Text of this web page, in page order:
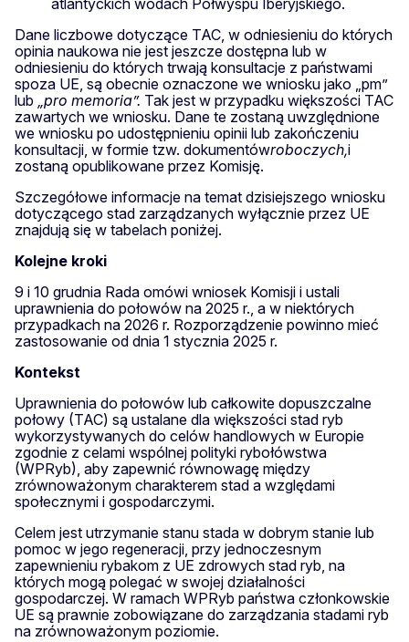
atlantyckich wodach Półwyspu Iberyjskiego.
Dane liczbowe dotyczące TAC, w odniesieniu do których
opinia naukowa nie jest jeszcze dostępna lub w
odniesieniu do których trwają konsultacje z państwami
spoza UE, są obecnie oznaczone we wniosku jako „pm”
lub „pro memoria”. Tak jest w przypadku większości TAC
zawartych we wniosku. Dane te zostaną uwzględnione
we wniosku po udostępnieniu opinii lub zakończeniu
konsultacji, w formie tzw. dokumentówroboczych,i
zostaną opublikowane przez Komisję.
Szczegółowe informacje na temat dzisiejszego wniosku
dotyczącego stad zarządzanych wyłącznie przez UE
znajdują się w tabelach poniżej.
Kolejne kroki
9 i 10 grudnia Rada omówi wniosek Komisji i ustali
uprawnienia do połowów na 2025 r., a w niektórych
przypadkach na 2026 r. Rozporządzenie powinno mieć
zastosowanie od dnia 1 stycznia 2025 r.
Kontekst
Uprawnienia do połowów lub całkowite dopuszczalne
połowy (TAC) są ustalane dla większości stad ryb
wykorzystywanych do celów handlowych w Europie
zgodnie z celami wspólnej polityki rybołówstwa
(WPRyb), aby zapewnić równowagę między
zrównoważonym charakterem stad a względami
społecznymi i gospodarczymi.
Celem jest utrzymanie stanu stada w dobrym stanie lub
pomoc w jego regeneracji, przy jednoczesnym
zapewnieniu rybakom z UE zdrowych stad ryb, na
których mogą polegać w swojej działalności
gospodarczej. W ramach WPRyb państwa członkowskie
UE są prawnie zobowiązane do zarządzania stadami ryb
na zrównoważonym poziomie.